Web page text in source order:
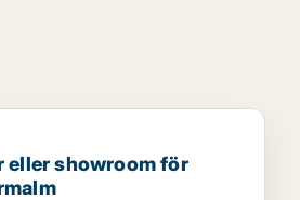
showroom för uthyrning i
eller showroom för